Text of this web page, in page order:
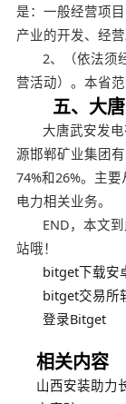
是：一般经营项
产业的开发、经营
2、（依法须
营活动）。本省
五、大
大唐武安发
源邯郸矿业集团
74%和26%。主
电力相关业务。
END，本文
站哦！
bitget下载安
bitget交易所
登录Bitget
相关内容
山西安装助力